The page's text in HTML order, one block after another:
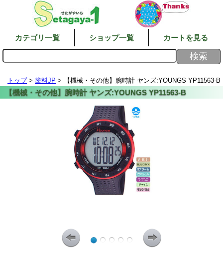
カテゴリ一覧 ショップ一覧 カートを見る
トップ> 塗料JP > 【機械・その他】腕時計 ヤンズ:YOUNGS YP11563-B